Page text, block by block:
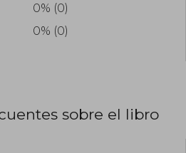
0% (0)
0% (0)
sobre el libro